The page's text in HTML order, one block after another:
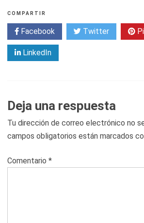
COMPARTIR
Facebook Twitter
LinkedIn
Deja una respuesta
Tu dirección de correo electrónico no
campos obligatorios están marcados
Comentario *